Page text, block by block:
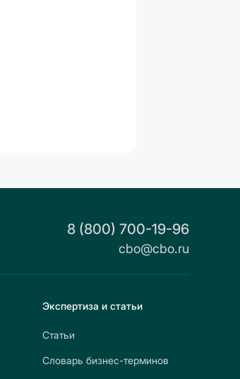
8 (800) 700-19-96
cbo@cbo.ru
Экспертиза и статьи
Статьи
Словарь бизнес-терминов